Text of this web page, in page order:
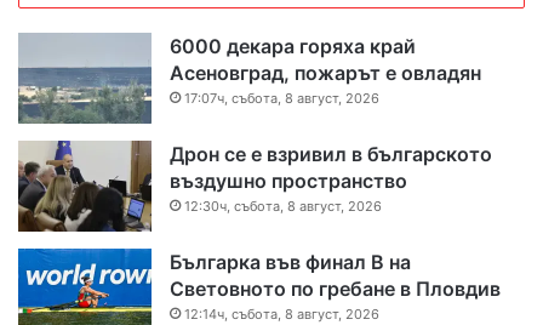
6000 декара горяха край
Асеновград, пожарът е овладян
17:07ч, събота, 8 август, 2026
Дрон се е взривил в българското
въздушно пространство
12:30ч, събота, 8 август, 2026
Българка във финал B на
Световното по гребане в Пловдив
12:14ч, събота, 8 август, 2026